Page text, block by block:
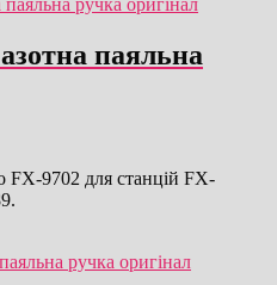
паяльна
FX-9702 для станцій FX-